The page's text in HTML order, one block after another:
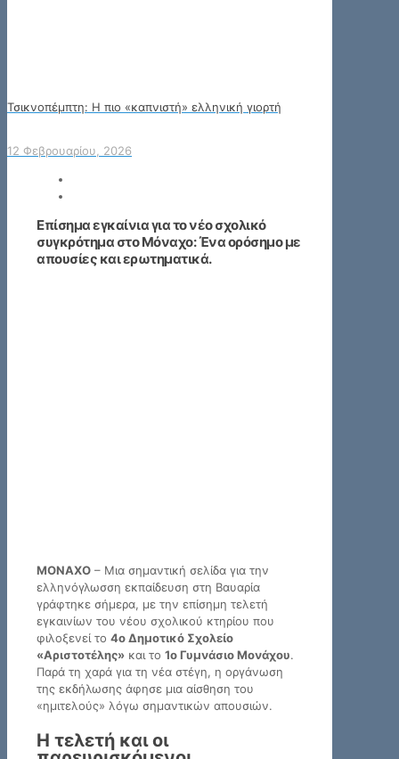
Τσικνοπέμπτη: Η πιο «καπνιστή» ελληνική γιορτή
12 Φεβρουαρίου, 2026
Επίσημα εγκαίνια για το νέο σχολικό
συγκρότημα στο Μόναχο: Ένα ορόσημο με
απουσίες και ερωτηματικά.
ΜΟΝΑΧΟ – Μια σημαντική σελίδα για την
ελληνόγλωσση εκπαίδευση στη Βαυαρία
γράφτηκε σήμερα, με την επίσημη τελετή
εγκαινίων του νέου σχολικού κτηρίου που
φιλοξενεί το 4ο Δημοτικό Σχολείο
«Αριστοτέλης» και το 1ο Γυμνάσιο Μονάχου.
Παρά τη χαρά για τη νέα στέγη, η οργάνωση
της εκδήλωσης άφησε μια αίσθηση του
«ημιτελούς» λόγω σημαντικών απουσιών.
Η τελετή και οι